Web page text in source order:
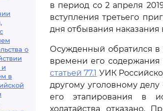
о
и
в
в период со 2 апреля
вступления третьего
дня отбывания
Осужденный обратился в
времени его содержания
статьей 77.1 УИК
другому уголовному делу
его этапирования в
ходатайства отказано.